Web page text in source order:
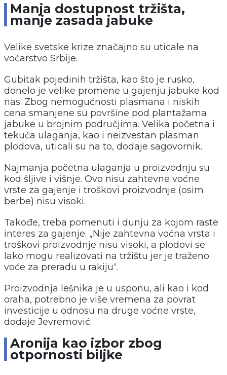
Manja dostupnost tržišta,
manje zasada jabuke
Velike svetske krize značajno su uticale na
voćarstvo Srbije.
Gubitak pojedinih tržišta, kao što je rusko,
donelo je velike promene u gajenju jabuke kod
nas. Zbog nemogućnosti plasmana i niskih
cena smanjene su površine pod plantažama
jabuke u brojnim područjima. Velika početna i
tekuća ulaganja, kao i neizvestan plasman
plodova, uticali su na to, dodaje sagovornik.
Najmanja početna ulaganja u proizvodnju su
kod šljive i višnje. Ovo nisu zahtevne voćne
vrste za gajenje i troškovi proizvodnje (osim
berbe) nisu visoki.
Takođe, treba pomenuti i dunju za kojom raste
interes za gajenje. „Nije zahtevna voćna vrsta i
troškovi proizvodnje nisu visoki, a plodovi se
lako mogu realizovati na tržištu jer je traženo
voće za preradu u rakiju“.
Proizvodnja lešnika je u usponu, ali kao i kod
oraha, potrebno je više vremena za povrat
investicije u odnosu na druge voćne vrste,
dodaje Jevremović.
Aronija kao izbor zbog
otpornosti biljke